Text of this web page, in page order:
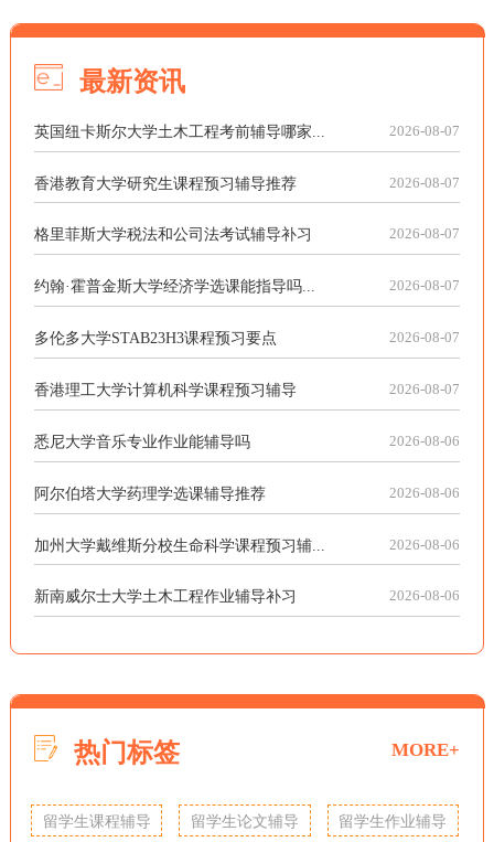
最新资讯
英国纽卡斯尔大学土木工程考前辅导哪家... 2026-08-07
香港教育大学研究生课程预习辅导推荐 2026-08-07
格里菲斯大学税法和公司法考试辅导补习 2026-08-07
约翰·霍普金斯大学经济学选课能指导吗... 2026-08-07
多伦多大学STAB23H3课程预习要点 2026-08-07
香港理工大学计算机科学课程预习辅导 2026-08-07
悉尼大学音乐专业作业能辅导吗 2026-08-06
阿尔伯塔大学药理学选课辅导推荐 2026-08-06
加州大学戴维斯分校生命科学课程预习辅... 2026-08-06
新南威尔士大学土木工程作业辅导补习 2026-08-06
热门标签 MORE+
留学生课程辅导 留学生论文辅导 留学生作业辅导